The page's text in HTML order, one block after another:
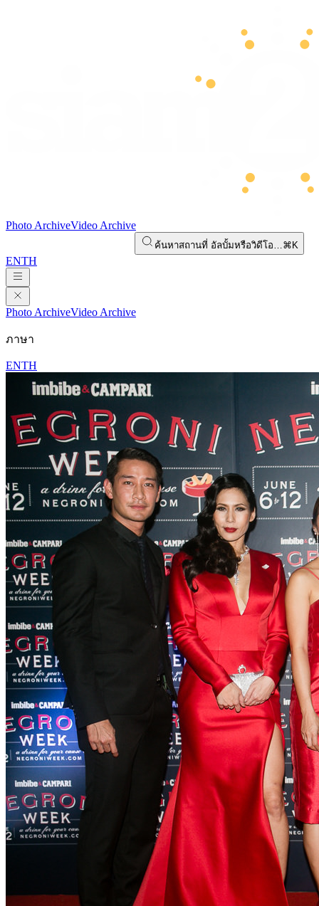
Photo ArchiveVideo Archive
ค้นหาสถานที่ อัลบั้มหรือวิดีโอ…⌘K
ENTH
Photo ArchiveVideo Archive
ภาษา
ENTH